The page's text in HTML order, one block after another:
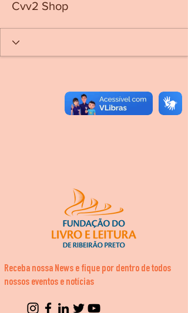
Cvv2 Shop
Receba nossa News e fique por dentro de todos
nossos eventos e notícias